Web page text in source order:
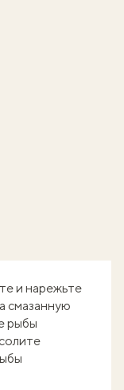
и нарежьте
смазанную
рыбы